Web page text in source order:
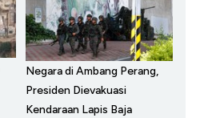
Negara di Ambang Perang,
Presiden Dievakuasi
Kendaraan Lapis Baja